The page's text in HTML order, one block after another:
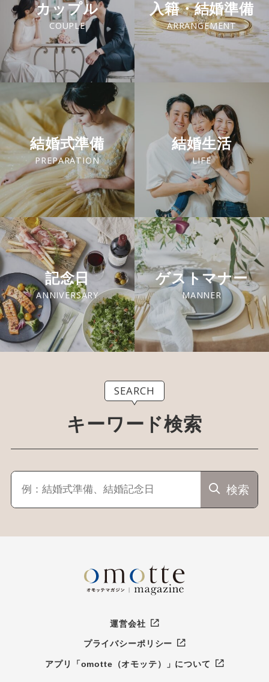
カップル
COUPLE
入籍・結婚準備
ARRANGEMENT
結婚式準備
PREPARATION
結婚生活
LIFE
記念日
ANNIVERSARY
ゲストマナー
MANNER
SEARCH
キーワード検索
検索
運営会社
プライバシーポリシー
アプリ「omotte（オモッテ）」について